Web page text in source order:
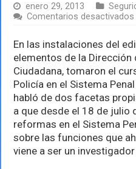
enero 29, 2013
Comentarios desactivados
En las instalaciones del
elementos de la Dirección
Ciudadana, tomaron el
Policía en el Sistema
habló de dos facetas
a que desde el 18 de julio
reformas en el Sistema
sobre las funciones que
viene a ser un